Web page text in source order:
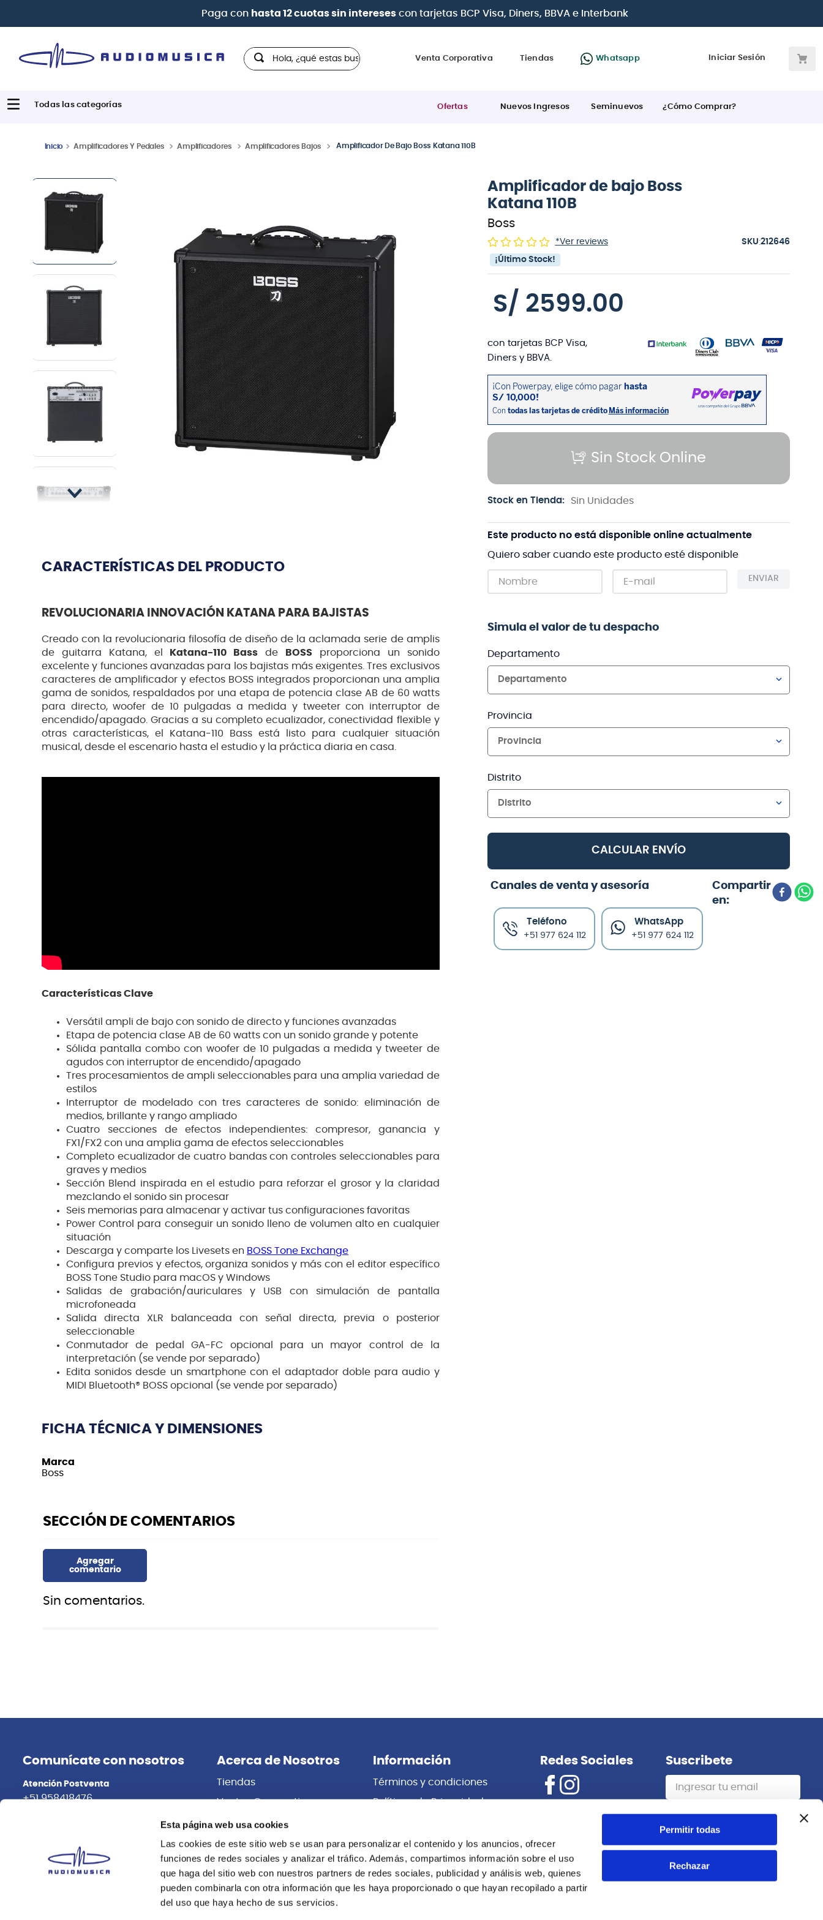
Esta página web usa cookies
Las cookies de este sitio web se usan para personalizar el contenido y los anuncios, ofrecer
funciones de redes sociales y analizar el tráfico. Además, compartimos información sobre el uso
que haga del sitio web con nuestros partners de redes sociales, publicidad y análisis web, quienes
pueden combinarla con otra información que les haya proporcionado o que hayan recopilado a partir
del uso que haya hecho de sus servicios.
Permitir todas
Rechazar
Paga con hasta 12 cuotas sin interesescon tarjetas BCP Visa, Diners, BBVA e Interbank
Hola, ¿qué estas buscando?
Venta Corporativa Tiendas Whatsapp Iniciar Sesión
Ofertas Nuevos Ingresos Seminuevos ¿Cómo Comprar?
Amplificadores Y Pedales Amplificadores Amplificadores Bajos Amplificador De Bajo Boss Katana 110B
CARACTERÍSTICAS DEL PRODUCTO
REVOLUCIONARIA INNOVACIÓN KATANA PARA BAJISTAS
Creado con la revolucionaria filosofía de diseño de la aclamada serie de amplis
de guitarra Katana, el
Katana-110 Bass de BOSS proporciona un sonido
excelente y funciones avanzadas para los bajistas más exigentes. Tres exclusivos
caracteres de amplificador y efectos BOSS integrados proporcionan una amplia
gama de sonidos, respaldados por una etapa de potencia clase AB de 60 watts
para directo, woofer de 10 pulgadas a medida y tweeter con interruptor de
encendido/apagado. Gracias a su completo ecualizador, conectividad flexible y
otras características, el Katana-110 Bass está listo para cualquier situación
musical, desde el escenario hasta el estudio y la práctica diaria en casa.
Características Clave
Versátil ampli de bajo con sonido de directo y funciones avanzadas
Etapa de potencia clase AB de 60 watts con un sonido grande y potente
Sólida pantalla combo con woofer de 10 pulgadas a medida y tweeter de
agudos con interruptor de encendido/apagado
Tres procesamientos de ampli seleccionables para una amplia variedad de
estilos
Interruptor de modelado con tres caracteres de sonido: eliminación de
medios, brillante y rango ampliado
Cuatro secciones de efectos independientes: compresor, ganancia y
FX1/FX2 con una amplia gama de efectos seleccionables
Completo ecualizador de cuatro bandas con controles seleccionables para
graves y medios
Sección Blend inspirada en el estudio para reforzar el grosor y la claridad
mezclando el sonido sin procesar
Seis memorias para almacenar y activar tus configuraciones favoritas
Power Control para conseguir un sonido lleno de volumen alto en cualquier
situación
Descarga y comparte los Livesets en BOSS Tone Exchange
Configura previos y efectos, organiza sonidos y más con el editor específico
BOSS Tone Studio para macOS y Windows
Salidas de grabación/auriculares y USB con simulación de pantalla
microfoneada
Salida directa XLR balanceada con señal directa, previa o posterior
seleccionable
Conmutador de pedal GA-FC opcional para un mayor control de la
interpretación (se vende por separado)
Edita sonidos desde un smartphone con el adaptador doble para audio y
MIDI Bluetooth® BOSS opcional (se vende por separado)
FICHA TÉCNICA Y DIMENSIONES
Marca
Boss
Sin comentarios.
Amplificador de bajo Boss
Katana 110B
Boss
*Ver reviews :212646
¡Último Stock!
S/ 2599.00
con tarjetas BCP Visa,
Diners y BBVA.
Sin Stock Online
Stock en Tienda: Sin Unidades
Este producto no está disponible online actualmente
Quiero saber cuando este producto esté disponible
ENVIAR
Simula el valor de tu despacho
Departamento
Departamento
Provincia
Provincia
Distrito
Distrito
CALCULAR ENVÍO
Canales de venta y asesoría
Teléfono
+51 977 624 112
WhatsApp
+51 977 624 112
Comunícate con nosotros
Atención Postventa
+51 958418476
Acerca de Nosotros
Tiendas
Ventas Corporativas
Distribuidores
Trabaja con Nosotros
Información
Términos y condiciones
Políticas de Privacidad
Cambios y Devoluciones
Centro de información
Libro de
Reclamaciones
Redes Sociales Suscribete
Suscribirme